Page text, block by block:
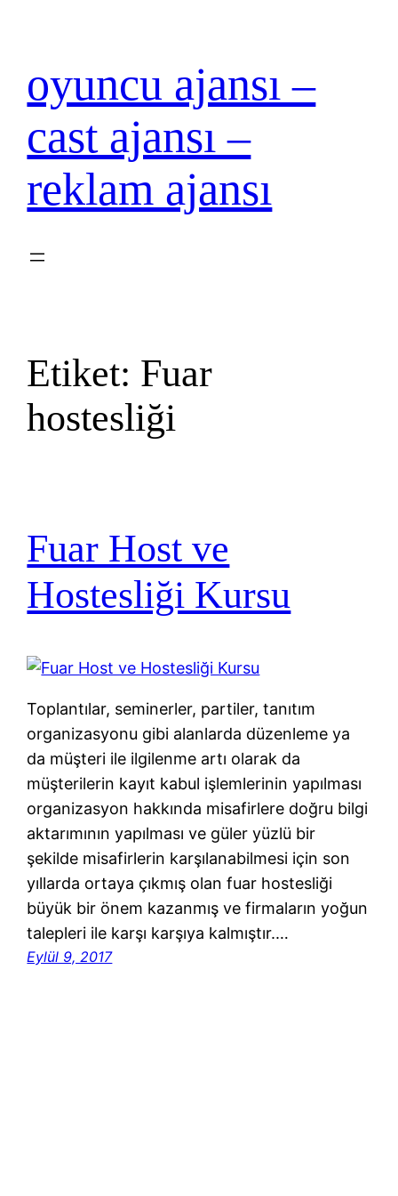
oyuncu ajansı –
cast ajansı –
reklam ajansı
Etiket: Fuar
hostesliği
Fuar Host ve
Hostesliği Kursu
Toplantılar, seminerler, partiler, tanıtım
organizasyonu gibi alanlarda düzenleme ya
da müşteri ile ilgilenme artı olarak da
müşterilerin kayıt kabul işlemlerinin yapılması
organizasyon hakkında misafirlere doğru bilgi
aktarımının yapılması ve güler yüzlü bir
şekilde misafirlerin karşılanabilmesi için son
yıllarda ortaya çıkmış olan fuar hostesliği
büyük bir önem kazanmış ve firmaların yoğun
talepleri ile karşı karşıya kalmıştır.…
Eylül 9, 2017